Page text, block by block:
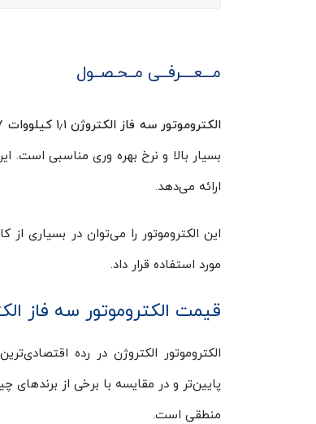
مـــعــــرفــی مــحـصــول
الکتروموتور سه فاز الکتروژن ۱٫۱ کیلووات ۱٫۴۷ اسب ۱۰۰۰ دور
ارائه می‌دهد.
این الکتروموتور را می‌توان در بسیاری از
مورد استفاده قرار داد.
قیمت الکتروموتور سه فاز الکتروژن ۱٫۱ کیلووات ۱٫۴۷
الکتروموتور الکتروژن در رده
منطقی است.